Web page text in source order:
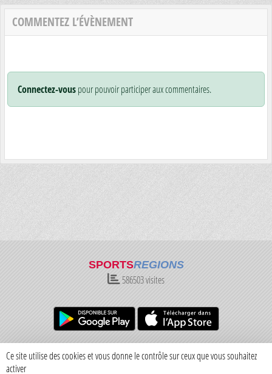
COMMENTEZ L’ÉVÈNEMENT
Connectez-vouspour pouvoir participer aux commentaires.
SPORTSREGIONS
586503visites
Informations légales Signaler un contenu inapproprié
Ce site utilise des cookies et vous donne le contrôle sur ceux que vous souhaitez
activer